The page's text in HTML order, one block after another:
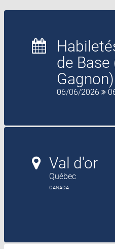
de Base
Gagnon)
06/06/2026
Val d'or
Québec
CANADA